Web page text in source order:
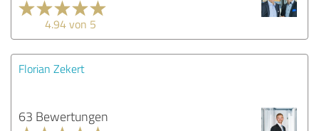
4.94 von 5
Florian Zekert
63 Bewertungen